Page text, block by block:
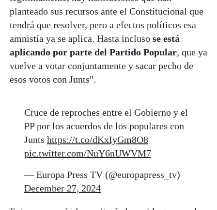
planteado sus recursos ante el Constitucional que
tendrá que resolver, pero a efectos políticos esa
amnistía ya se aplica. Hasta incluso se está
aplicando por parte del Partido Popular, que ya
vuelve a votar conjuntamente y sacar pecho de
esos votos con Junts".
Cruce de reproches entre el Gobierno y el
PP por los acuerdos de los populares con
Junts https://t.co/dKxIyGm8O8
pic.twitter.com/NuY6nUWVM7
— Europa Press TV (@europapress_tv)
December 27, 2024